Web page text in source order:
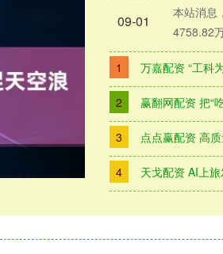
本站消息
4758.82
09-01
1 万嘉配资 “工科
2 赢翻网配资 把“
3 点点赢配资 高
4 天戈配资 AI上